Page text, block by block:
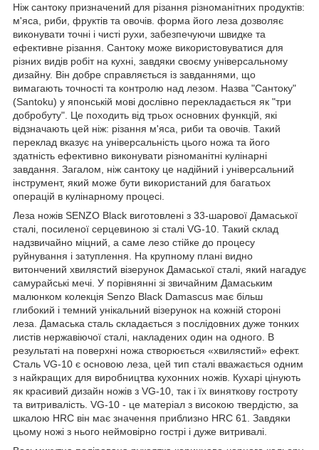
Ніж сантоку призначений для різання різноманітних продуктів:
м'яса, риби, фруктів та овочів. форма його леза дозволяє
виконувати точні і чисті рухи, забезпечуючи швидке та
ефективне різання. Сантоку може використовуватися для
різних видів робіт на кухні, завдяки своєму універсальному
дизайну. Він добре справляється із завданнями, що
вимагають точності та контролю над лезом. Назва "Сантоку"
(Santoku) у японській мові дослівно перекладається як "три
добробуту". Це походить від трьох основних функцій, які
відзначають цей ніж: різання м'яса, риби та овочів. Такий
переклад вказує на універсальність цього ножа та його
здатність ефективно виконувати різноманітні кулінарні
завдання. Загалом, ніж сантоку це надійний і універсальний
інструмент, який може бути використаний для багатьох
операцій в кулінарному процесі.
Леза ножів SENZO Black виготовлені з 33-шарової Дамаської
сталі, посиленої серцевиною зі сталі VG-10. Такий склад
надзвичайно міцний, а саме лезо стійке до процесу
руйнування і затуплення. На крупному плані видно
витончений хвилястий візерунок Дамаської сталі, який нагадує
самурайські мечі. У порівнянні зі звичайним Дамаським
малюнком колекція Senzo Black Damascus має більш
глибокий і темний унікальний візерунок на кожній стороні
леза. Дамаська сталь складається з послідовних дуже тонких
листів нержавіючої сталі, накладених один на одного. В
результаті на поверхні ножа створюється «хвилястий» ефект.
Сталь VG-10 є основою леза, цей тип сталі вважається одним
з найкращих для виробництва кухонних ножів. Кухарі цінують
як красивий дизайн ножів з VG-10, так і їх виняткову гостроту
та витривалість. VG-10 - це матеріал з високою твердістю, за
шкалою HRC він має значення приблизно HRC 61. Завдяки
цьому ножі з нього неймовірно гострі і дуже витривалі.